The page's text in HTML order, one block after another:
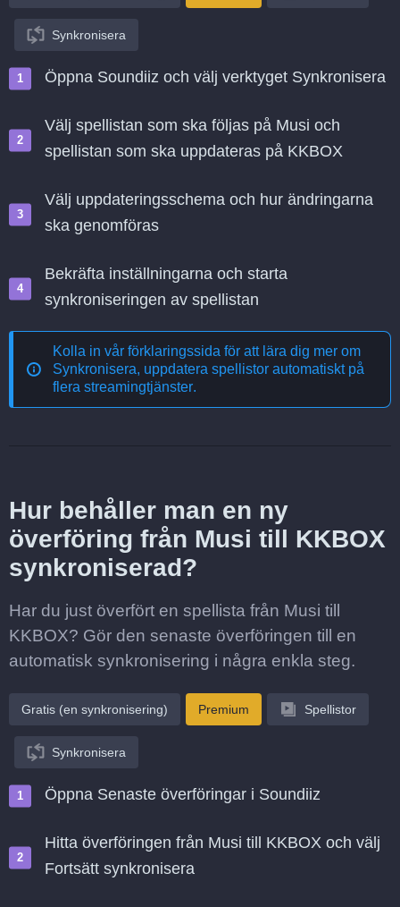
Synkronisera
Öppna Soundiiz och välj verktyget Synkronisera
Välj spellistan som ska följas på Musi och
spellistan som ska uppdateras på KKBOX
Välj uppdateringsschema och hur ändringarna
ska genomföras
Bekräfta inställningarna och starta
synkroniseringen av spellistan
Kolla in vår förklaringssida för att lära dig mer om
Synkronisera, uppdatera spellistor automatiskt på
flera streamingtjänster.
Hur behåller man en ny
överföring från Musi till KKBOX
synkroniserad?
Har du just överfört en spellista från Musi till
KKBOX? Gör den senaste överföringen till en
automatisk synkronisering i några enkla steg.
Gratis (en synkronisering) Premium Spellistor
Synkronisera
Öppna Senaste överföringar i Soundiiz
Hitta överföringen från Musi till KKBOX och välj
Fortsätt synkronisera